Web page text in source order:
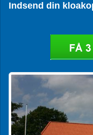
Indsend din